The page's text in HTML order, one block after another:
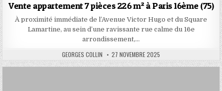
Vente appartement 7 pièces 226 m² à Paris 16ème (75)
À proximité immédiate de l’Avenue Victor Hugo et du Square
Lamartine, au sein d’une ravissante rue calme du 16e
arrondissement,…
AUTHOR:
GEORGES COLLIN PUBLISHED
DATE:
27 NOVEMBRE 2025